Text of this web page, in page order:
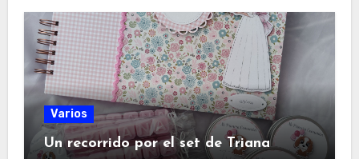
Varios
Un recorrido por el set de Triana